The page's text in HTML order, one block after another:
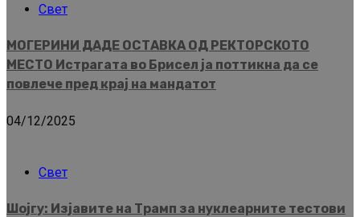
Свет
МОГЕРИНИ ДАДЕ ОСТАВКА ОД РЕКТОРСКОТО
МЕСТО Истрагата во Брисел ја поттикна да се
повлече пред крај на мандатот
04/12/2025
Свет
Шојгу: Изјавите на Трамп за нуклеарните тестови